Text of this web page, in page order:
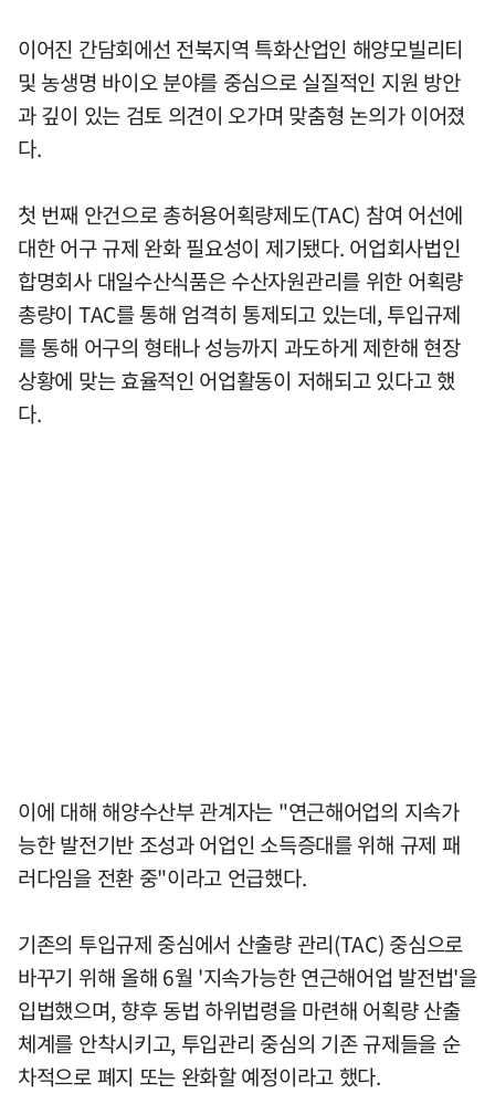
이어진 간담회에선 전북지역 특화산업인 해양모빌리티
및 농생명 바이오 분야를 중심으로 실질적인 지원 방안
과 깊이 있는 검토 의견이 오가며 맞춤형 논의가 이어졌
다.
첫 번째 안건으로 총허용어획량제도(TAC) 참여 어선에
대한 어구 규제 완화 필요성이 제기됐다. 어업회사법인
합명회사 대일수산식품은 수산자원관리를 위한 어획량
총량이 TAC를 통해 엄격히 통제되고 있는데, 투입규제
를 통해 어구의 형태나 성능까지 과도하게 제한해 현장
상황에 맞는 효율적인 어업활동이 저해되고 있다고 했
다.
이에 대해 해양수산부 관계자는 "연근해어업의 지속가
능한 발전기반 조성과 어업인 소득증대를 위해 규제 패
러다임을 전환 중"이라고 언급했다.
기존의 투입규제 중심에서 산출량 관리(TAC) 중심으로
바꾸기 위해 올해 6월 '지속가능한 연근해어업 발전법'을
입법했으며, 향후 동법 하위법령을 마련해 어획량 산출
체계를 안착시키고, 투입관리 중심의 기존 규제들을 순
차적으로 폐지 또는 완화할 예정이라고 했다.